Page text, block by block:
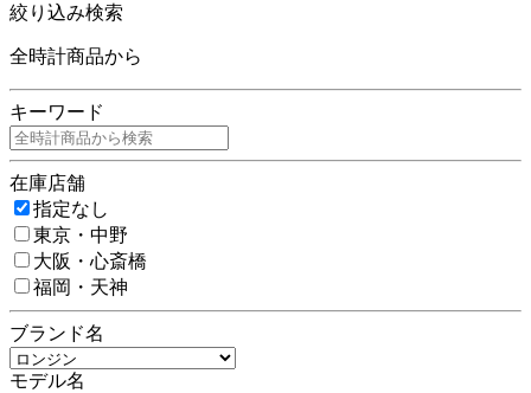
絞り込み検索
全時計商品から
キーワード
在庫店舗
指定なし
東京・中野
大阪・心斎橋
福岡・天神
ブランド名
モデル名